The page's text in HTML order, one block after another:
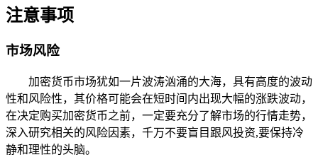
注意事项
市场风险
加密货币市场犹如一片波涛汹涌的大海，具有高度的波动
性和风险性，其价格可能会在短时间内出现大幅的涨跌波动，
在决定购买加密货币之前，一定要充分了解市场的行情走势，
深入研究相关的风险因素，千万不要盲目跟风投资,要保持冷
静和理性的头脑。